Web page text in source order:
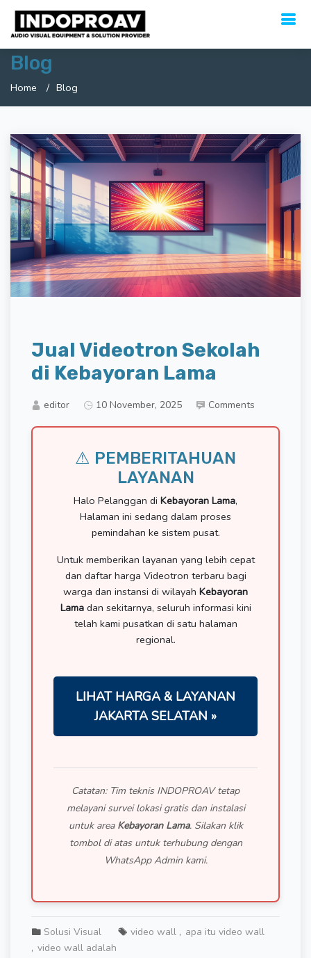
Blog
Home Blog
Jual Videotron Sekolah
di Kebayoran Lama
editor 10 November, 2025 Comments
⚠ PEMBERITAHUAN
LAYANAN
Halo Pelanggan di Kebayoran Lama,
Halaman ini sedang dalam proses
pemindahan ke sistem pusat.
Untuk memberikan layanan yang lebih cepat
dan daftar harga Videotron terbaru bagi
warga dan instansi di wilayah Kebayoran
Lamadan sekitarnya, seluruh informasi kini
telah kami pusatkan di satu halaman
regional.
LIHAT HARGA & LAYANAN
JAKARTA SELATAN »
Catatan: Tim teknis INDOPROAV tetap
melayani survei lokasi gratis dan instalasi
untuk area Kebayoran Lama. Silakan klik
tombol di atas untuk terhubung dengan
WhatsApp Admin kami.
Solusi Visual video wall
apa itu video wall
video wall adalah